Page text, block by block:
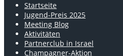
Startseite
Jugend-Preis 2025
Meeting Blog
Aktivitäten
Partnerclub in Israel
Champagner-Aktion